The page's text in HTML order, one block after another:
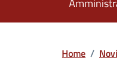
Home /